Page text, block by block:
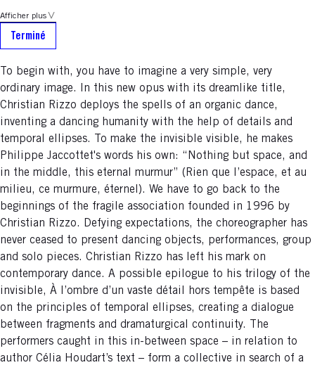
Afficher plus
Terminé
To begin with, you have to imagine a very simple, very
ordinary image. In this new opus with its dreamlike title,
Christian Rizzo deploys the spells of an organic dance,
inventing a dancing humanity with the help of details and
temporal ellipses. To make the invisible visible, he makes
Philippe Jaccottet's words his own: “Nothing but space, and
in the middle, this eternal murmur” (Rien que l’espace, et au
milieu, ce murmure, éternel). We have to go back to the
beginnings of the fragile association founded in 1996 by
Christian Rizzo. Defying expectations, the choreographer has
never ceased to present dancing objects, performances, group
and solo pieces. Christian Rizzo has left his mark on
contemporary dance. A possible epilogue to his trilogy of the
invisible, À l’ombre d’un vaste détail hors tempête is based
on the principles of temporal ellipses, creating a dialogue
between fragments and dramaturgical continuity. The
performers caught in this in-between space – in relation to
author Célia Houdart’s text – form a collective in search of a